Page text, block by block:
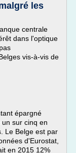
les
centrale
dans l'optique
vis-à-vis de
épargné
sur cinq en
Le Belge est par
d'Eurostat,
en 2015 12%